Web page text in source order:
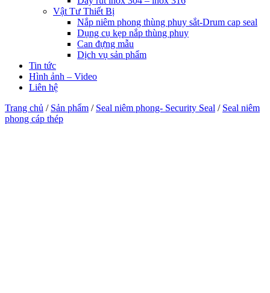
Vật Tư Thiết Bị
Nắp niêm phong thùng phuy sắt-Drum cap seal
Dụng cụ kẹp nắp thùng phuy
Can đựng mẫu
Dịch vụ sản phẩm
Tin tức
Hình ảnh – Video
Liên hệ
Trang chủ / Sản phẩm / Seal niêm phong- Security Seal / Seal niêm
phong cáp thép